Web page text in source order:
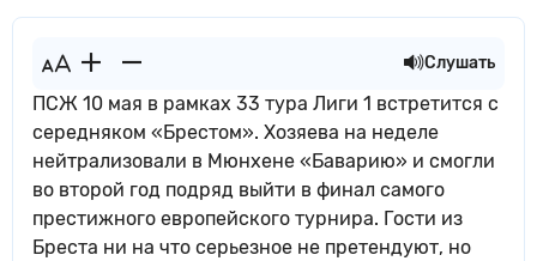
Слушать
ПСЖ 10 мая в рамках 33 тура Лиги 1 встретится с
середняком «Брестом». Хозяева на неделе
нейтрализовали в Мюнхене «Баварию» и смогли
во второй год подряд выйти в финал самого
престижного европейского турнира. Гости из
Бреста ни на что серьезное не претендуют, но